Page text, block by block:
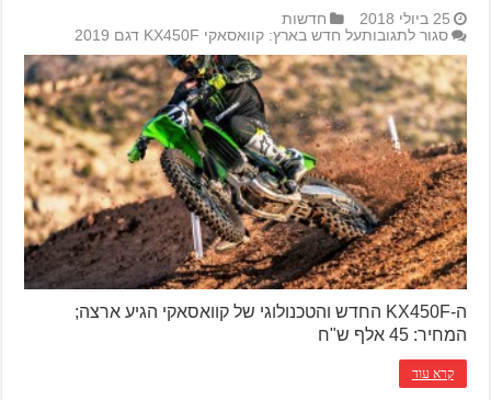
25 ביולי 2018
חדשות
סגור לתגובותעל חדש בארץ: קוואסאקי KX450F דגם 2019
ה-KX450F החדש והטכנולוגי של קוואסאקי הגיע ארצה;
המחיר: 45 אלף ש"ח
קרא עוד